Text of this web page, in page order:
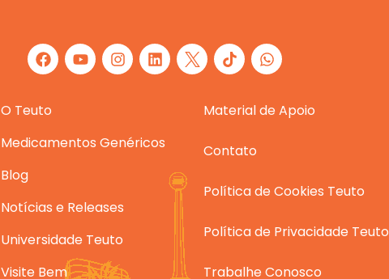
F
a
c
b
o
Y
o
u
e
I
n
s
r
L
i
n
i
W
h
a
s
O Teuto
Medicamentos Genéricos
Blog
Notícias e Releases
Universidade Teuto
Visite Bem
Material de Apoio
Contato
Política de Cookies Teuto
Política de Privacidade Teuto
Trabalhe Conosco